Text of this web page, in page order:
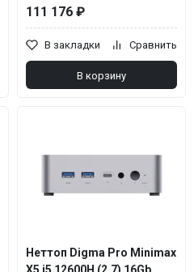
111 176 ₽
В закладки Сравнить
В корзину
Неттоп Digma Pro Minimax